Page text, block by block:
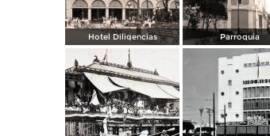
Hotel Diligencias Parroquia